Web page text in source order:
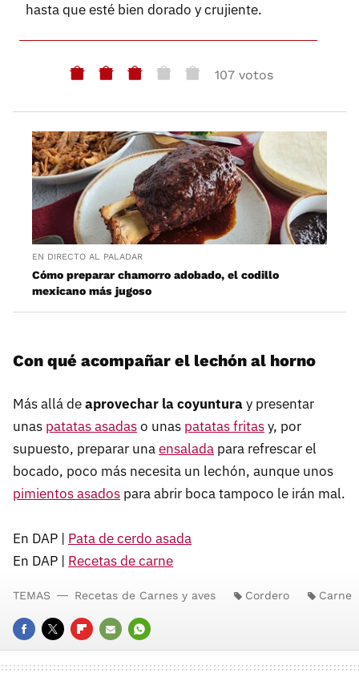
hasta que esté bien dorado y crujiente.
107 votos
EN DIRECTO AL PALADAR
Cómo preparar chamorro adobado, el codillo
mexicano más jugoso
Con qué acompañar el lechón al horno
Más allá deaprovechar la coyunturay presentar
unas patatas asadaso unas patatas fritasy, por
supuesto, preparar unaensalada para refrescar el
bocado, poco más necesita un lechón, aunque unos
pimientos asados para abrir boca tampoco le irán mal.
En DAP | Pata de cerdo asada
En DAP | Recetas de carne
FACEBOOK
TWITTERFLIPBOARD
E-
WHATSAPP
TEMAS Recetas de Carnes y aves Cordero Carne